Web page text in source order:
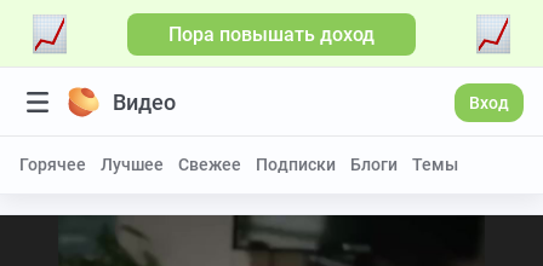
Пора повышать доход
Видео Вход
Горячее Лучшее Свежее Подписки Блоги Темы